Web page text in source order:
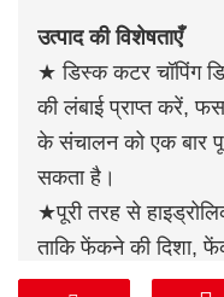
उत्पाद की विशेषताएँ
★ डिस्क कटर चॉपिंग
की लंबाई प्राप्त करें,
के संचालन को एक बार
सकता है।
★पूरी तरह से
ताकि फेंकने की दिशा,
समायोजन हो।